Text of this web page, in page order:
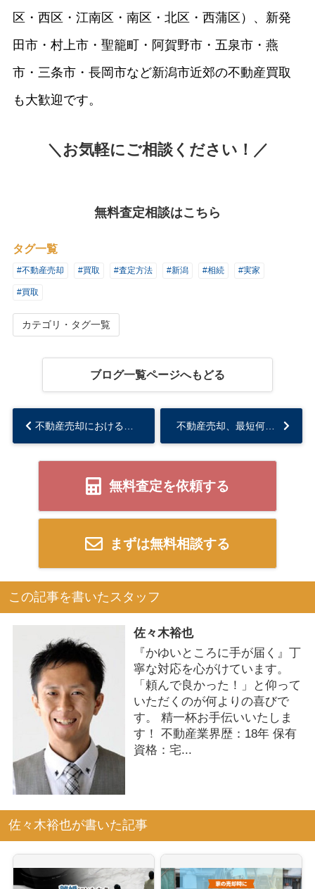
区・西区・江南区・南区・北区・西蒲区）、新発
田市・村上市・聖籠町・阿賀野市・五泉市・燕
市・三条市・長岡市など新潟市近郊の不動産買取
も大歓迎です。
＼お気軽にご相談ください！／
無料査定相談はこちら
タグ一覧
#不動産売却 #買取 #査定方法 #新潟 #相続 #実家
#買取
カテゴリ・タグ一覧
ブログ一覧ページへもどる
無料査定を依頼する
まずは無料相談する
この記事を書いたスタッフ
佐々木裕也
『かゆいところに手が届く』丁
寧な対応を心がけています。
「頼んで良かった！」と仰って
いただくのが何よりの喜びで
す。 精一杯お手伝いいたしま
す！ 不動産業界歴：18年 保有
資格：宅...
佐々木裕也が書いた記事